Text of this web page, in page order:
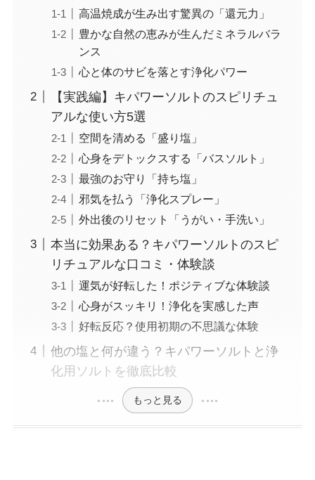
高温焼成が生み出す驚異の「還元力」
豊かな自然の恵みが生んだミネラルバラ
ンス
心と体のサビを落とす浄化パワー
【実践編】キパワーソルトのスピリチュ
アルな使い方5選
空間を清める「盛り塩」
心身をデトックスする「バスソルト」
最強のお守り「持ち塩」
邪気を払う「浄化スプレー」
外出後のリセット「うがい・手洗い」
本当に効果ある？キパワーソルトのスピ
リチュアルな口コミ・体験談
運気が好転した！ポジティブな体験談
心身がスッキリ！浄化を実感した声
好転反応？使用初期の不思議な体験
他の塩と何が違う？キパワーソルトと浄
化用ソルトを徹底比較
もっと見る